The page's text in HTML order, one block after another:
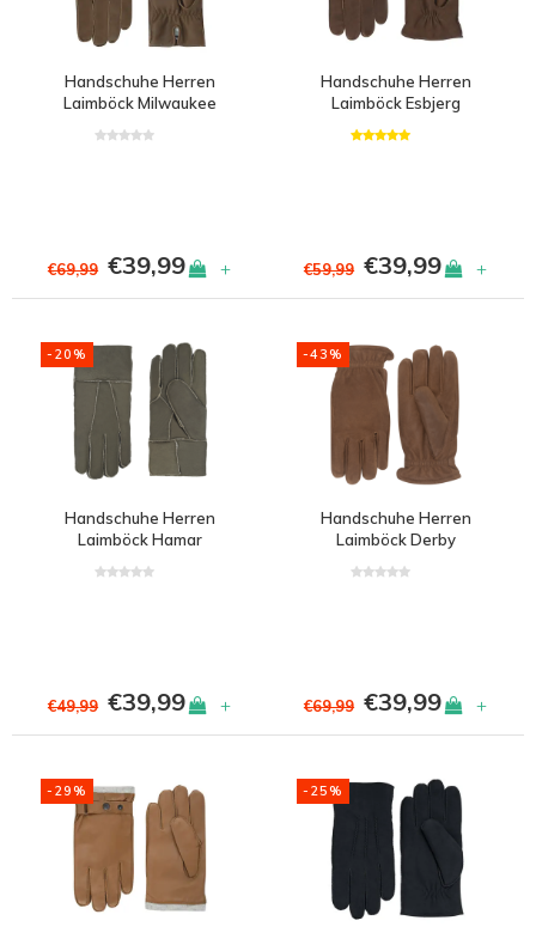
Handschuhe Herren
Laimböck Milwaukee
€69,99 €39,99 +
Handschuhe Herren
Laimböck Esbjerg
€59,99 €39,99 +
-20%
Handschuhe Herren
Laimböck Hamar
€49,99 €39,99 +
-43%
Handschuhe Herren
Laimböck Derby
€69,99 €39,99 +
-29% -25%